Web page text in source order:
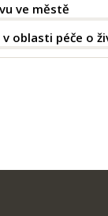
ve městě
oblasti péče o